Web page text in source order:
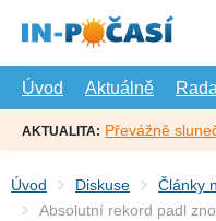
hlavní
Úvod
Aktuálně
AKTUALITA: Převážně
Úvod Diskuse
Články
Absolutní rekord padl